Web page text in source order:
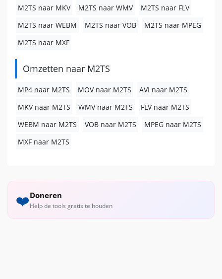
M2TS naar MKV M2TS naar WMV
M2TS naar FLV
M2TS naar WEBM
M2TS naar VOB
M2TS naar MPEG
M2TS naar MXF
Omzetten naar M2TS
MP4 naar M2TS MOV naar M2TS
AVI naar M2TS
MKV naar M2TS
WMV naar M2TS
FLV naar M2TS
WEBM naar M2TS
VOB naar M2TS
MPEG naar M2TS
MXF naar M2TS
❤️Doneren
Help de tools gratis te houden